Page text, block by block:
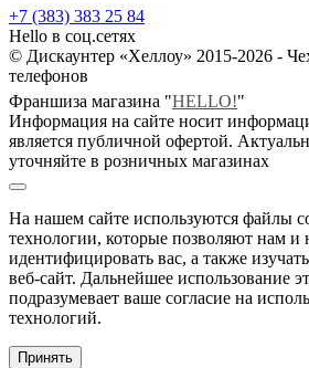
+7 (383) 383 25 84
Hello в соц.сетях
© Дискаунтер «Хеллоу» 2015-2026 -
телефонов
Франшиза магазина "HELLO!"
Информация на сайте носит
является публичной офертой.
уточняйте в розничных магазинах
На нашем сайте используются файлы
технологии, которые позволяют нам
идентифицировать вас, а также
веб-сайт. Дальнейшее использование
подразумевает ваше согласие на
технологий.
Принять